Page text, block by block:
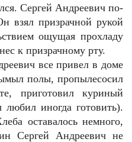
Сергей Андреевич по-
взял призрачной рукой
ощущая прохладу
к призрачному рту.
все привел в доме
полы, пропылесосил
приготовил куриный
иногда готовить).
оставалось немного,
Сергей Андреевич не